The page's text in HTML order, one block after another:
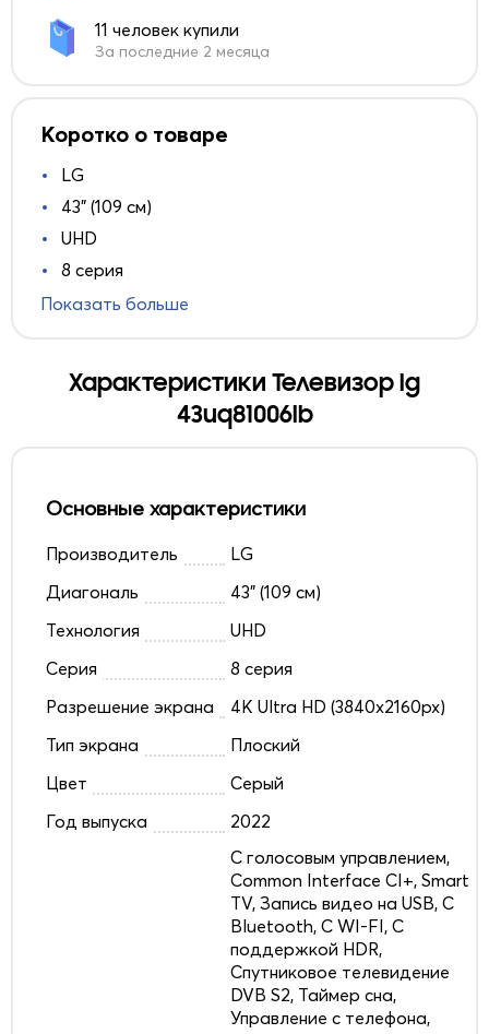
11 человек купили
За последние 2 месяца
Коротко о товаре
LG
43" (109 см)
UHD
8 серия
Показать больше
Характеристики Телевизор lg
43uq81006lb
Основные характеристики
Производитель
LG
Диагональ
43" (109 см)
Технология
UHD
Серия
8 серия
Разрешение экрана
4K Ultra HD (3840x2160px)
Тип экрана
Плоский
Цвет
Серый
Год выпуска
2022
C голосовым управлением,
Common Interface CI+, Smart
TV, Запись видео на USB, С
Bluetooth, С WI-FI, С
поддержкой HDR,
Спутниковое телевидение
DVB S2, Таймер сна,
Управление с телефона,